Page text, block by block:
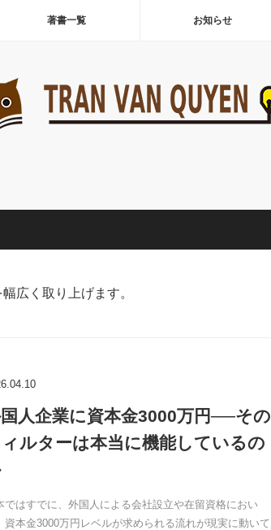
著書一覧 お知らせ
広く取り上げます。
人企業に資本金3000万円──その
ルターは本当に機能しているの
ではすでに、外国人による会社設立や在留資格におい
資本金3000万円レベルが求められる流れが現実に動いて